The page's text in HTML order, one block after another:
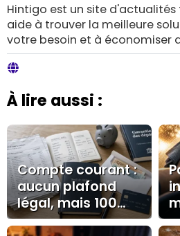
Hintigo est un site d'actualités
aide à trouver la meilleure
votre besoin et à économiser
À lire aussi :
Compte courant :
aucun plafond
légal, mais 100
000 € à surveiller